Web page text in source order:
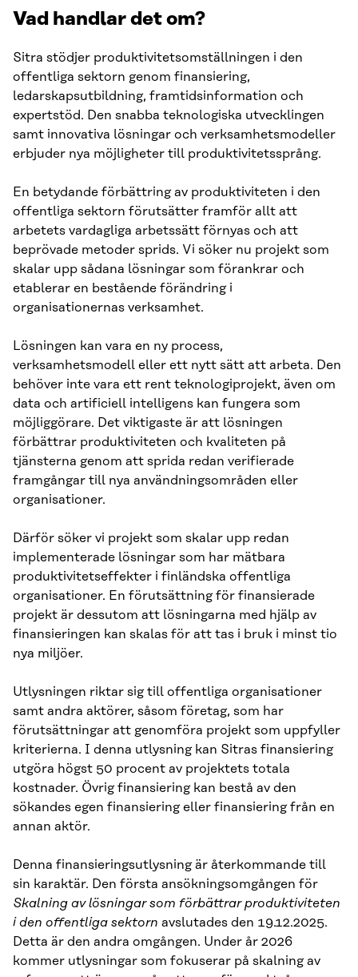
Vad handlar det om?
Sitra stödjer produktivitetsomställningen i den
offentliga sektorn genom finansiering,
ledarskapsutbildning, framtidsinformation och
expertstöd. Den snabba teknologiska utvecklingen
samt innovativa lösningar och verksamhetsmodeller
erbjuder nya möjligheter till produktivitetssprång.
En betydande förbättring av produktiviteten i den
offentliga sektorn förutsätter framför allt att
arbetets vardagliga arbetssätt förnyas och att
beprövade metoder sprids. Vi söker nu projekt som
skalar upp sådana lösningar som förankrar och
etablerar en bestående förändring i
organisationernas verksamhet.
Lösningen kan vara en ny process,
verksamhetsmodell eller ett nytt sätt att arbeta. Den
behöver inte vara ett rent teknologiprojekt, även om
data och artificiell intelligens kan fungera som
möjliggörare. Det viktigaste är att lösningen
förbättrar produktiviteten och kvaliteten på
tjänsterna genom att sprida redan verifierade
framgångar till nya användningsområden eller
organisationer.
Därför söker vi projekt som skalar upp redan
implementerade lösningar som har mätbara
produktivitetseffekter i finländska offentliga
organisationer. En förutsättning för finansierade
projekt är dessutom att lösningarna med hjälp av
finansieringen kan skalas för att tas i bruk i minst tio
nya miljöer.
Utlysningen riktar sig till offentliga organisationer
samt andra aktörer, såsom företag, som har
förutsättningar att genomföra projekt som uppfyller
kriterierna. I denna utlysning kan Sitras finansiering
utgöra högst 50 procent av projektets totala
kostnader. Övrig finansiering kan bestå av den
sökandes egen finansiering eller finansiering från en
annan aktör.
Denna finansieringsutlysning är återkommande till
sin karaktär. Den första ansökningsomgången för
Skalning av lösningar som förbättrar produktiviteten
i den offentliga sektorn avslutades den 19.12.2025.
Detta är den andra omgången. Under år 2026
kommer utlysningar som fokuserar på skalning av